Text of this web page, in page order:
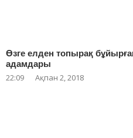
Өзге елден топырақ
адамдары
22:09 Ақпан 2, 2018